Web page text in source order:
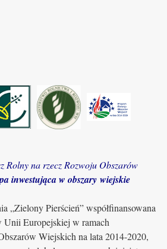
Rolny na rzecz Rozwoju Obszarów
inwestująca w obszary wiejskie
„Zielony Pierścień” współfinansowana
Unii Europejskiej w ramach
Wiejskich na lata 2014-2020,